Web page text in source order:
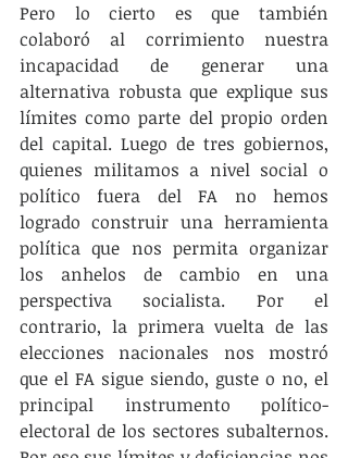
Pero lo cierto es que también
colaboró al corrimiento nuestra
incapacidad de generar una
alternativa robusta que explique sus
límites como parte del propio orden
del capital. Luego de tres gobiernos,
quienes militamos a nivel social o
político fuera del FA no hemos
logrado construir una herramienta
política que nos permita organizar
los anhelos de cambio en una
perspectiva socialista. Por el
contrario, la primera vuelta de las
elecciones nacionales nos mostró
que el FA sigue siendo, guste o no, el
principal instrumento político-
electoral de los sectores subalternos.